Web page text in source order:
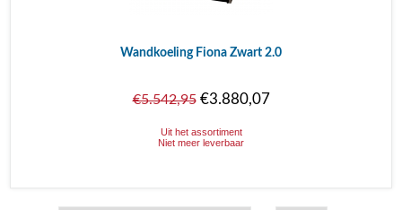
Wandkoeling Fiona Zwart 2.0
€5.542,95€3.880,07
Uit het assortiment
Niet meer leverbaar